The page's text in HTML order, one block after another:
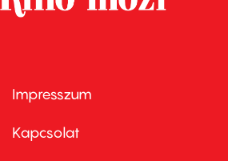
Footer
first
Impresszum
Kapcsolat